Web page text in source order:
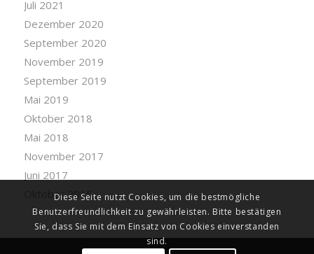
Juli 2021
Dezember 2020
September 2020
November 2019
September 2019
Mai 2019
Oktober 2018
Mai 2018
November 2017
Juni 2017
Oktober 2015
Diese Seite nutzt Cookies, um die bestmögliche
Benutzerfreundlichkeit zu gewährleisten. Bitte bestätigen
Sie, dass Sie mit dem Einsatz von Cookies einverstanden
sind.